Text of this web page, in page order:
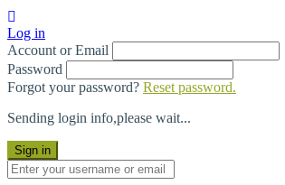
CORFO
Log in
Account or Email
Password
Forgot your password? Reset password.
Sending login info,please wait...
Sign in